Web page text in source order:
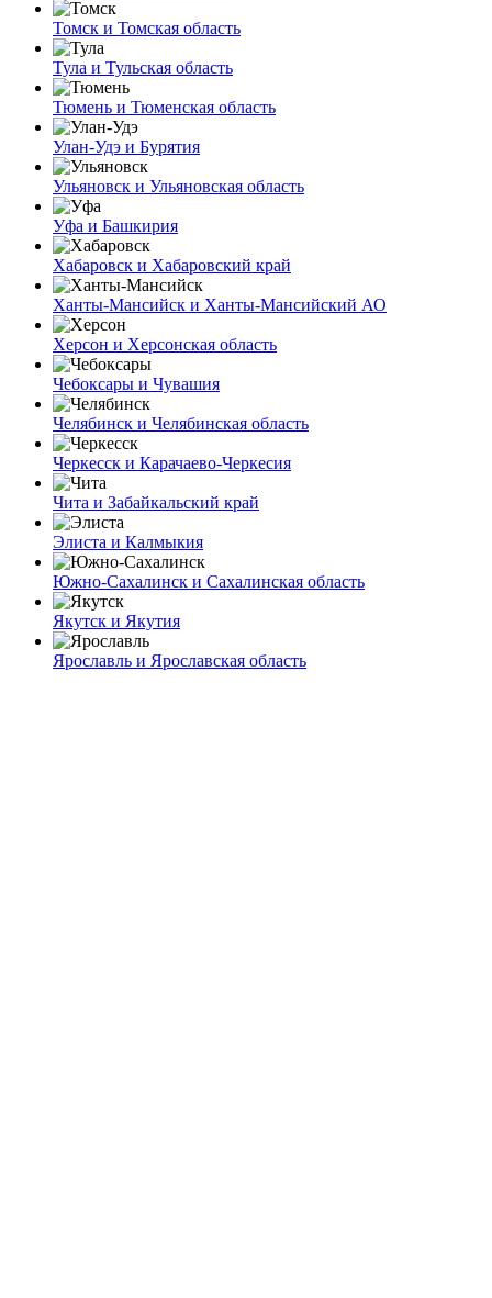
Томск и Томская область
Тула и Тульская область
Тюмень и Тюменская область
Улан-Удэ и Бурятия
Ульяновск и Ульяновская область
Уфа и Башкирия
Хабаровск и Хабаровский край
Ханты-Мансийск и Ханты-Мансийский АО
Херсон и Херсонская область
Чебоксары и Чувашия
Челябинск и Челябинская область
Черкесск и Карачаево-Черкесия
Чита и Забайкальский край
Элиста и Калмыкия
Южно-Сахалинск и Сахалинская область
Якутск и Якутия
Ярославль и Ярославская область